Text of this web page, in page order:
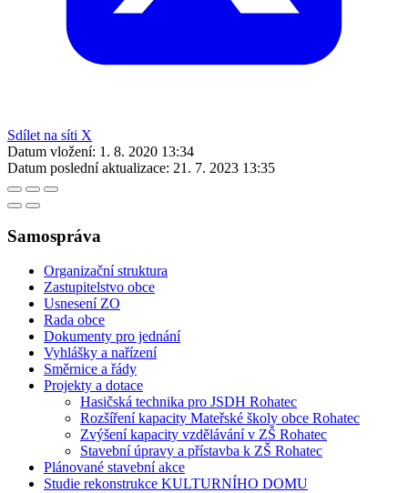
Sdílet na síti X
Datum vložení: 1. 8. 2020 13:34
Datum poslední aktualizace: 21. 7. 2023 13:35
Samospráva
Organizační struktura
Zastupitelstvo obce
Usnesení ZO
Rada obce
Dokumenty pro jednání
Vyhlášky a nařízení
Směrnice a řády
Projekty a dotace
Hasičská technika pro JSDH Rohatec
Rozšíření kapacity Mateřské školy obce Rohatec
Zvýšení kapacity vzdělávání v ZŠ Rohatec
Stavební úpravy a přístavba k ZŠ Rohatec
Plánované stavební akce
Studie rekonstrukce KULTURNÍHO DOMU